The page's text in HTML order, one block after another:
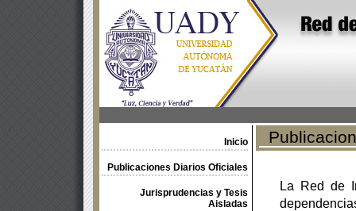
Inicio
Publicaciones Diarios Oficiales
Jurisprudencias y Tesis
Aisladas
La Red de